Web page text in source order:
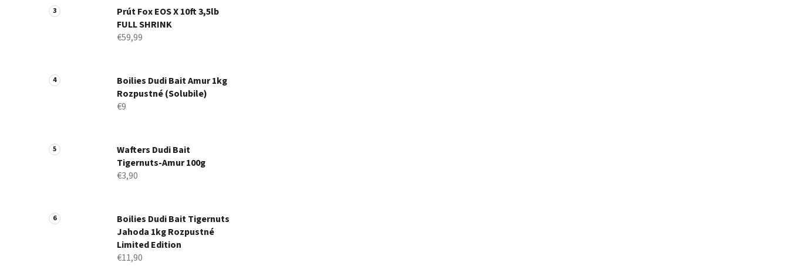
Prút Fox EOS X 10ft 3,5lb
FULL SHRINK
€59,99
Boilies Dudi Bait Amur 1kg
Rozpustné (Solubile)
€9
Wafters Dudi Bait
Tigernuts-Amur 100g
€3,90
Boilies Dudi Bait Tigernuts
Jahoda 1kg Rozpustné
Limited Edition
€11,90